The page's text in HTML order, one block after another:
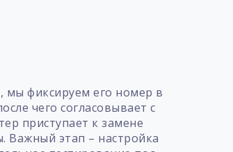
мы фиксируем его номер в
чего согласовывает с
приступает к замене
Важный этап – настройка